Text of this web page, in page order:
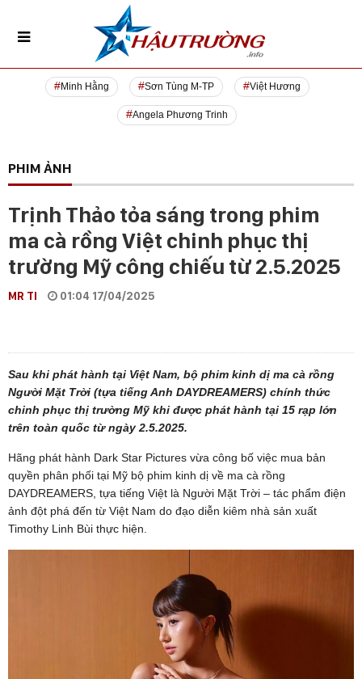
Minh Hằng Sơn Tùng M-TP Việt Hương
Angela Phương Trinh
PHIM ẢNH
Trịnh Thảo tỏa sáng trong phim
ma cà rồng Việt chinh phục thị
trường Mỹ công chiếu từ 2.5.2025
MR TI 01:04 17/04/2025
Sau khi phát hành tại Việt Nam, bộ phim kinh dị ma cà rồng
Người Mặt Trời (tựa tiếng Anh DAYDREAMERS) chính thức
chinh phục thị trường Mỹ khi được phát hành tại 15 rạp lớn
trên toàn quốc từ ngày 2.5.2025.
Hãng phát hành Dark Star Pictures vừa công bố việc mua bản
quyền phân phối tại Mỹ bộ phim kinh dị về ma cà rồng
DAYDREAMERS, tựa tiếng Việt là Người Mặt Trời – tác phẩm điện
ảnh đột phá đến từ Việt Nam do đạo diễn kiêm nhà sản xuất
Timothy Linh Bùi thực hiện.